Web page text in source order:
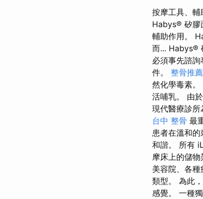
按摩工具、
Habys® 矽膠
輔助作用。
而... Habys®
必須事先諮
件。 整骨推薦
然化學毒素
活哺乳。 由
現代醫療診所
台中 整骨 最
患者在溫和
和諧。 所有
摩床上的儲
美容院、各
類型。 為此
感覺。 一種